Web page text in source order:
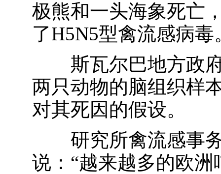
极熊和一头海象死亡
了H5N5型禽流感病毒
斯瓦尔巴地方政府
两只动物的脑组织样
对其死因的假设。
研究所禽流感事务
说：“越来越多的欧